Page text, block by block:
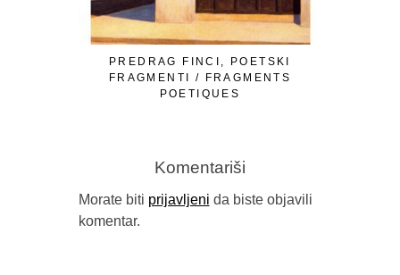
PREDRAG FINCI, POETSKI
FRAGMENTI / FRAGMENTS
POETIQUES
Komentariši
Morate biti prijavljeni da biste objavili
komentar.